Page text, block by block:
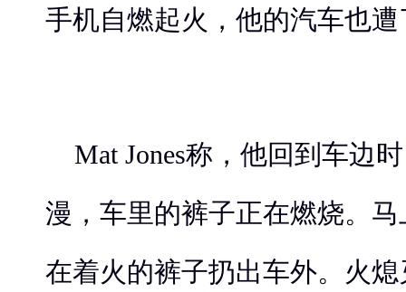
手机自燃起火，他的汽车也遭
Mat Jones称，他回到车边
漫，车里的裤子正在燃烧。
在着火的裤子扔出车外。火